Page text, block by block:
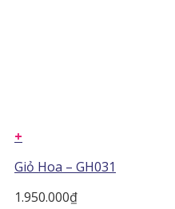
+
Giỏ Hoa – GH031
1.950.000₫